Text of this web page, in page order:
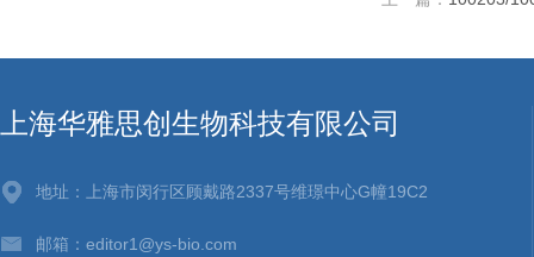
上海华雅思创生物科技有限公司
地址：上海市闵行区顾戴路2337号维璟中心G幢19C2
邮箱：editor1@ys-bio.com